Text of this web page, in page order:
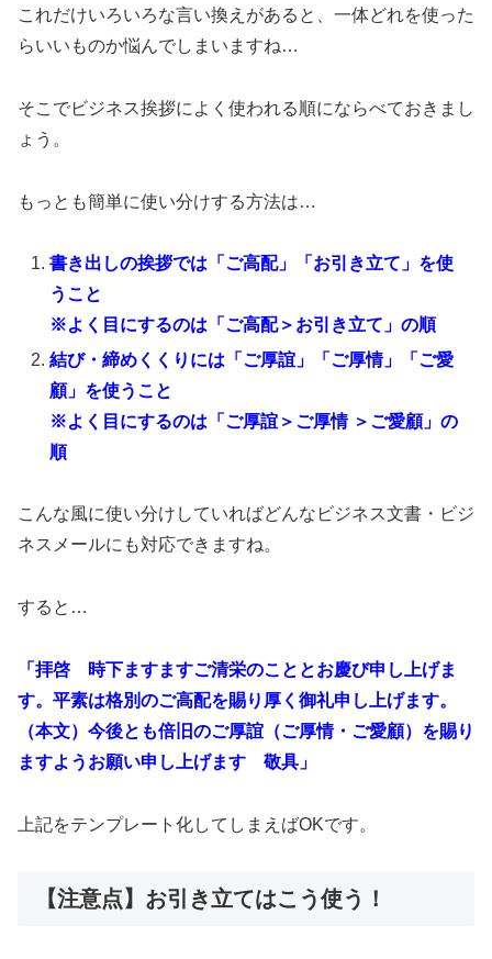
これだけいろいろな言い換えがあると、一体どれを使った
らいいものか悩んでしまいますね…
そこでビジネス挨拶によく使われる順にならべておきまし
ょう。
もっとも簡単に使い分けする方法は…
書き出しの挨拶では「ご高配」「お引き立て」を使
うこと
※よく目にするのは「ご高配＞お引き立て」の順
結び・締めくくりには「ご厚誼」「ご厚情」「ご愛
顧」を使うこと
※よく目にするのは「ご厚誼＞ご厚情 ＞ご愛顧」の
順
こんな風に使い分けしていればどんなビジネス文書・ビジ
ネスメールにも対応できますね。
すると…
「拝啓 時下ますますご清栄のこととお慶び申し上げま
す。平素は格別のご高配を賜り厚く御礼申し上げます。
（本文）今後とも倍旧のご厚誼（ご厚情・ご愛顧）を賜り
ますようお願い申し上げます 敬具」
上記をテンプレート化してしまえばOKです。
【注意点】お引き立てはこう使う！